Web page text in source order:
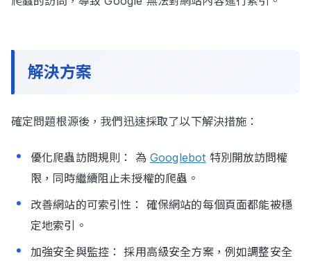
解決方案
確定問題根源後，我們迅速採取了以下解決措施：
優化爬蟲訪問規則： 為 Googlebot 特別開放訪問權
限，同時繼續阻止未授權的爬蟲。
改善網站的可索引性： 確保網站的每個頁面都能被穩
定地索引。
加強安全與監控： 採用高級安全方案，例如調整安全